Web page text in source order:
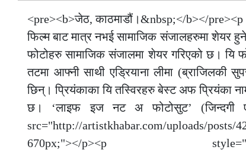
<pre><b>जेठ, काठमाडौं।&nbsp;</b></
फिल्म बाट मात्र नभई सामाजिक संजालहरुमा शेयर
फोटोहरु सामाजिक संजालमा शेयर गरिएको छ। यि
तटमा आफ्नी साथी एड्रियाना लीमा (ब्राजिलकी
छिन्। प्रियंकाका यि तस्विरहरु बेस्ट अफ प्रियंका
छ। ‘लाइफ इज नट अ फोटोसुट’ (जिन्दगी
src="http://artistkhabar.com/uploads/posts/
670px;"></p><p